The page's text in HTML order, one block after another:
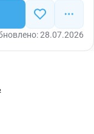
28.07.2026